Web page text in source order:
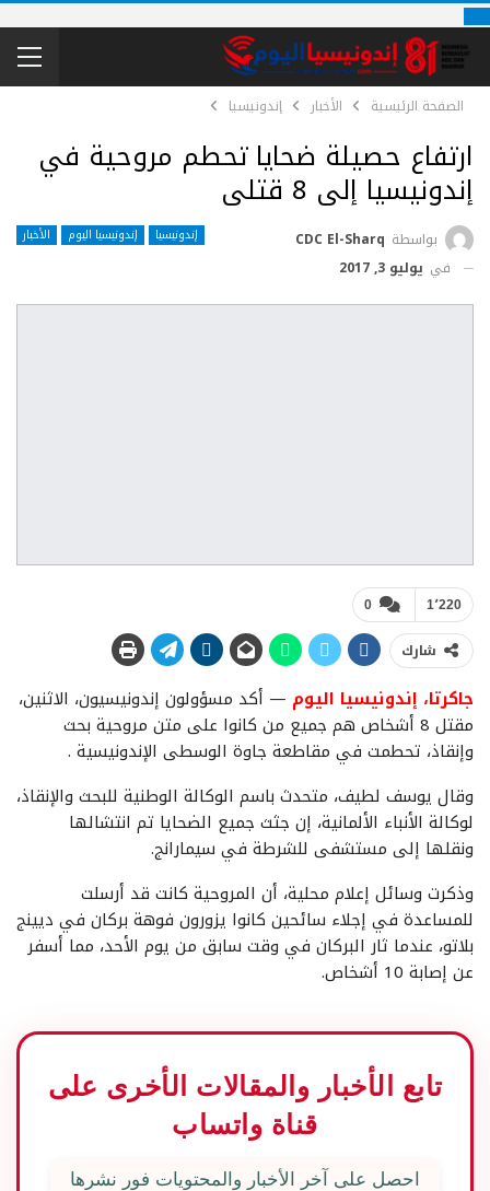
الصفحة الرئيسية الأخبار إندونيسيا
ارتفاع حصيلة ضحايا تحطم مروحية في
إندونيسيا إلى 8 قتلى
إندونيسيا إندونيسيا اليوم الأخبار بواسطة CDC El-Sharq
في يوليو 3, 2017
0 1٬220
شارك
جاكرتا، إندونيسيا اليوم — أكد مسؤولون إندونيسيون، الاثنين،
مقتل 8 أشخاص هم جميع من كانوا على متن مروحية بحث
وإنقاذ، تحطمت في مقاطعة جاوة الوسطى الإندونيسية .
وقال يوسف لطيف، متحدث باسم الوكالة الوطنية للبحث والإنقاذ،
لوكالة الأنباء الألمانية، إن جثث جميع الضحايا تم انتشالها
ونقلها إلى مستشفى للشرطة في سيمارانج.
وذكرت وسائل إعلام محلية، أن المروحية كانت قد أرسلت
للمساعدة في إجلاء سائحين كانوا يزورون فوهة بركان في ديينج
بلاتو، عندما ثار البركان في وقت سابق من يوم الأحد، مما أسفر
عن إصابة 10 أشخاص.
تابع الأخبار والمقالات الأخرى على
قناة واتساب
احصل على آخر الأخبار والمحتويات فور نشرها